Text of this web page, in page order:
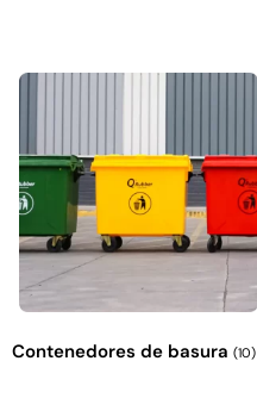
Contenedores de basura (10)